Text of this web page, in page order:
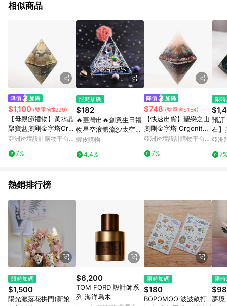
行為，不具贈點資格，部分退款不在此限。 6. APP 請更新至
貨後 45 天後發送。 8. 群眾募資商品，禮物卡，開館保證金，補
運費，攤位費等不具贈點資格。 9. LINE 購物站上之商品規格、
顏色、價位、贈品如與 Pinkoi 商品資訊頁及購物車不符，以
Pinkoi 購物商品資訊頁及購物車標示為準。 10. 點數紅包使用規
則請以點數紅包活動說明為準。 11. 若於 LINE 購物前往 Pinkoi
頁面後才首次下載 Pinkoi APP 並完成訂單，不符合導購資格；承
上，首次下載 Pinkoi APP 後，需透過 LINE 購物前往 Pinkoi 頁
面，方享導購資格。
相似商品
$1,100 (雙重省$220)
【母親節禮物】黃水晶
聚寶盆奧剛金字塔Org
onite開運招財療癒能
亞洲跨境設計購物平台
7%
限時加碼
$182
🔥臺灣出🔥創意生日禮
物星空液體流沙太空人
宇航員掛件鑰匙扣立體
蝦皮購物
4.4%
$748 (雙重省$154)
【快速出貨】聖戀之山
奧剛金字塔 Orgonite
黃水晶療癒招財能量
亞洲跨境設計購物平台
7%
限
預訂
石】
塔
亞洲
熱銷排行榜
限時加碼
$1,500
陽光灑落花拱門(新娘
$6,200
TOM FORD 設計師系
列 海洋烏木
限時加碼
$180
BOPOMOO 波波畝打
限
夢境